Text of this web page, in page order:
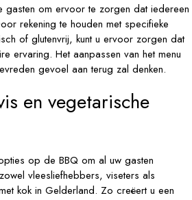
gasten om ervoor te zorgen dat iedereen
rekening te houden met specifieke
of glutenvrij, kunt u ervoor zorgen dat
ervaring. Het aanpassen van het menu
gevoel aan terug zal denken.
en vegetarische
op de BBQ om al uw gasten
vleesliefhebbers, viseters als
kok in Gelderland. Zo creëert u een